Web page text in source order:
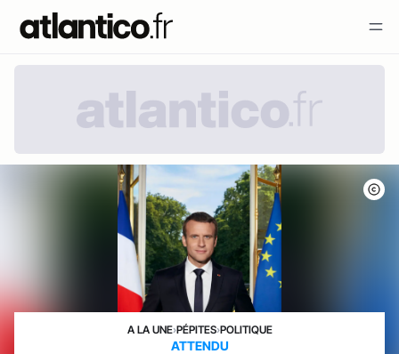
A LA UNE›PÉPITES›POLITIQUE
ATTENDU